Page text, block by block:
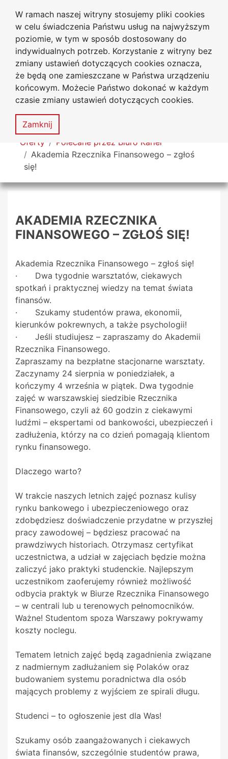
W ramach naszej witryny stosujemy pliki cookies
w celu świadczenia Państwu usług na najwyższym
poziomie, w tym w sposób dostosowany do
indywidualnych potrzeb. Korzystanie z witryny bez
zmiany ustawień dotyczących cookies oznacza,
że będą one zamieszczane w Państwa urządzeniu
końcowym. Możecie Państwo dokonać w każdym
czasie zmiany ustawień dotyczących cookies.
Zamknij
Przejdź do głównego menu
Przejdź do treści
Przejdź do wyszukiwarki
Przejdź do mapy serwisu
Uniwersytet
Jana Długosza w Częstochowie
Biuro Karier
Deklaracja
dostępności
Mapa
serwisu
MENU
Tutaj jesteś
Oferty
Polecane przez Biuro Karier
Akademia Rzecznika Finansowego – zgłoś
się!
AKADEMIA RZECZNIKA
FINANSOWEGO – ZGŁOŚ SIĘ!
Akademia Rzecznika Finansowego – zgłoś się!
· Dwa tygodnie warsztatów, ciekawych
spotkań i praktycznej wiedzy na temat świata
finansów.
· Szukamy studentów prawa, ekonomii,
kierunków pokrewnych, a także psychologii!
· Jeśli studiujesz – zapraszamy do Akademii
Rzecznika Finansowego.
Zapraszamy na bezpłatne stacjonarne warsztaty.
Zaczynamy 24 sierpnia w poniedziałek, a
kończymy 4 września w piątek. Dwa tygodnie
zajęć w warszawskiej siedzibie Rzecznika
Finansowego, czyli aż 60 godzin z ciekawymi
ludźmi – ekspertami od bankowości, ubezpieczeń i
zadłużenia, którzy na co dzień pomagają klientom
rynku finansowego.
Dlaczego warto?
W trakcie naszych letnich zajęć poznasz kulisy
rynku bankowego i ubezpieczeniowego oraz
zdobędziesz doświadczenie przydatne w przyszłej
pracy zawodowej – będziesz pracować na
prawdziwych historiach. Otrzymasz certyfikat
uczestnictwa, a udział w zajęciach będzie można
zaliczyć jako praktyki studenckie. Najlepszym
uczestnikom zaoferujemy również możliwość
odbycia praktyk w Biurze Rzecznika Finansowego
– w centrali lub u terenowych pełnomocników.
Ważne! Studentom spoza Warszawy pokrywamy
koszty noclegu.
Tematem letnich zajęć będą zagadnienia związane
z nadmiernym zadłużaniem się Polaków oraz
budowaniem systemu poradnictwa dla osób
mających problemy z wyjściem ze spirali długu.
Studenci – to ogłoszenie jest dla Was!
Szukamy osób zaangażowanych i ciekawych
świata finansów, szczególnie studentów prawa,